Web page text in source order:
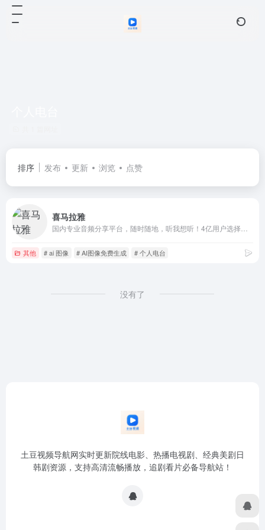
排序 发布 更新 浏览 点赞
喜马拉雅
其他 # ai 图像 # AI图像免费生成 # 个人电台
没有了
土豆视频导航网实时更新院线电影、热播电视剧、经典美剧日
韩剧资源，支持高清流畅播放，追剧看片必备导航站！